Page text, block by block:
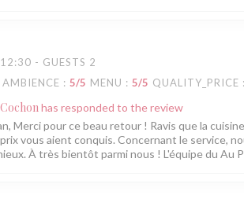
- GUESTS 2
AMBIENCE : 5/5 MENU : 5/5 QUALITY_PRICE
has responded to the review
Merci pour ce beau retour ! Ravis que la
vous aient conquis. Concernant le service,
À très bientôt parmi nous ! L'équipe du Au